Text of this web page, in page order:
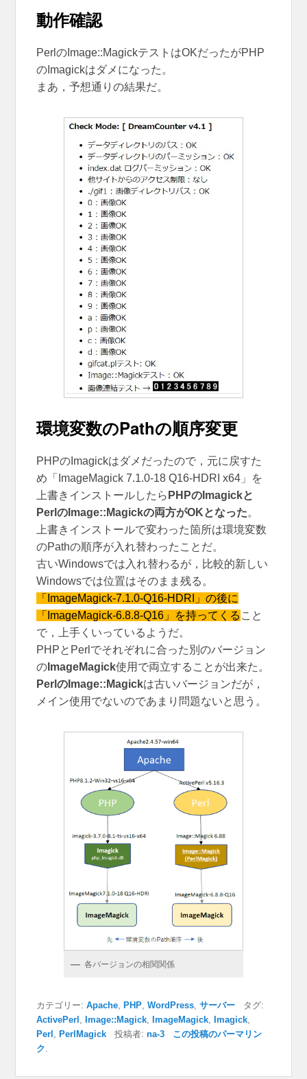
動作確認
PerlのImage::MagickテストはOKだったがPHP
のImagickはダメになった。
まあ，予想通りの結果だ。
環境変数のPathの順序変更
PHPのImagickはダメだったので，元に戻すた
め「ImageMagick 7.1.0-18 Q16-HDRI x64」を
上書きインストールしたら PHPのImagickと
PerlのImage::Magickの両方がOKとなった。
上書きインストールで変わった箇所は環境変数
のPathの順序が入れ替わったことだ。
古いWindowsでは入れ替わるが，比較的新しい
Windowsでは位置はそのまま残る。
「ImageMagick-7.1.0-Q16-HDRI」の後に
「ImageMagick-6.8.8-Q16」を持ってくる こと
で，上手くいっているようだ。
PHPとPerlでそれぞれに合った別のバージョン
の ImageMagick使用で両立することが出来た。
PerlのImage::Magickは古いバージョンだが，
メイン使用でないのであまり問題ないと思う。
各バージョンの相関関係
カテゴリー:Apache PHP ,WordPress ,サーバー タグ:
ActivePerl
Image::Magick ImageMagick Imagick
Perl
PerlMagick 投稿者:na-3
この投稿のパーマリン
ク